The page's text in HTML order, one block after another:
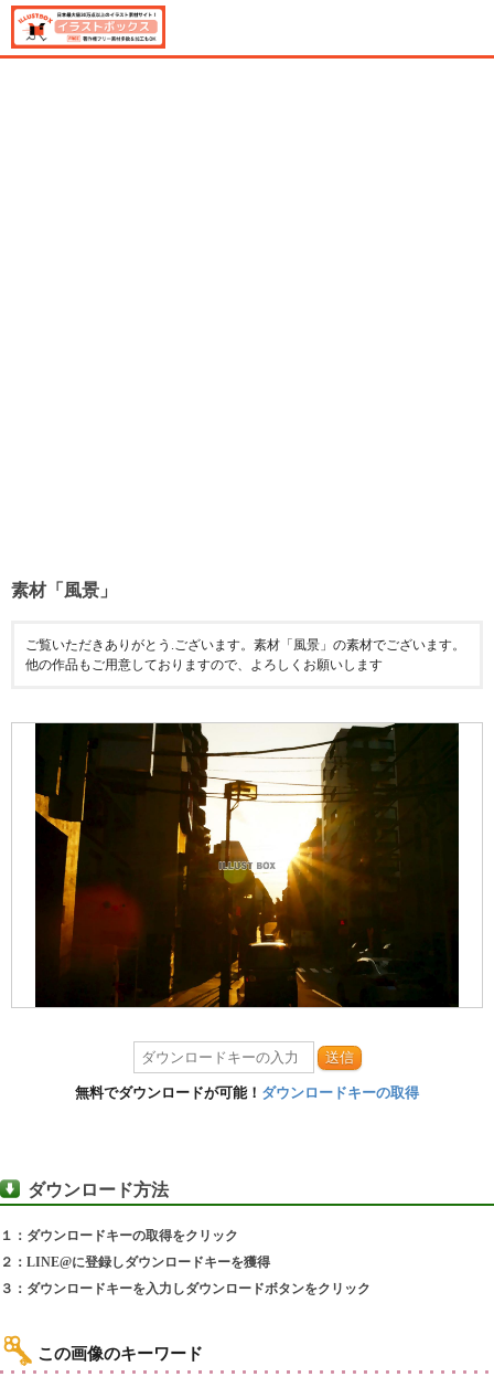
素材「風景」
ご覧いただきありがとう.ございます。素材「風景」の素材でございます。
他の作品もご用意しておりますので、よろしくお願いします
送信
無料でダウンロードが可能！ ダウンロードキーの取得
ダウンロード方法
１：ダウンロードキーの取得をクリック
２：LINE@に登録しダウンロードキーを獲得
３：ダウンロードキーを入力しダウンロードボタンをクリック
この画像のキーワード